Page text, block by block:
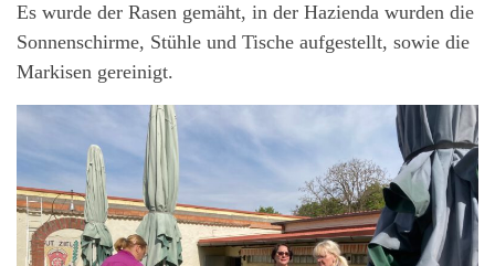
Es wurde der Rasen gemäht, in der Hazienda wurden die
Sonnenschirme, Stühle und Tische aufgestellt, sowie die
Markisen gereinigt.